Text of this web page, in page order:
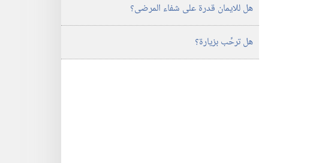
هل للايمان قدرة على شفاء المرضى؟‏
هل ترحِّب بزيارة؟‏